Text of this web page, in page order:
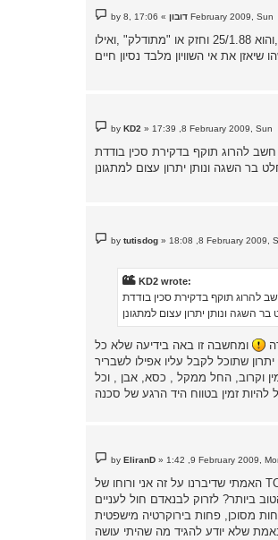
P
o
t
by דובון» 17:06 ,8 February 2009, Sun
בשרשור קודם בנושא עלו גם רעיונות של גז מדמיע/תרסיס פלפל,אלה מתקפלת או שוקר ודומיו.אם הרץ האלמוני אכן עומד לתקוף ,והוא 25/1.88 וחזק או "מתודלק" ,ואילו
P
o
t
byKD2 »17:39 ,8 February 2009, Sun
P
o
bytutisdog »18:08 ,8 February 2009,
KD2 wrote:
ומחשבה זו באה בידיעה שלא כל
שתוכל לקבל עליו אפילו לשבריר
וקרוב, החל ממקל , כסא, אבן , וכל
P
t
by EliranD »1:42 ,9 February 2009,